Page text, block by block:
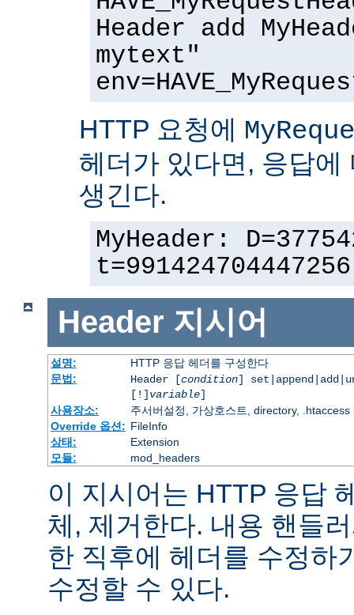
Header add
mytext"
HTTP 요청에
헤더가 있다면, 응답에
생긴다.
MyHeader:
Header 지시어
설명:
HTTP 응답 헤더를 구성한다
문법:
Header [condition]
[!] variable]
사용장소:
주서버설정, 가상호스트, directory, .htaccess
Override 옵션: FileInfo
상태:
Extension
모듈:
mod_headers
이 지시어는 HTTP 응답
체, 제거한다. 내용 핸들
한 직후에 헤더를 수정하
수정할 수 있다.